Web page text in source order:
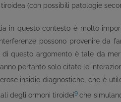
(con possibili patologie
in questo contesto è molto
possono provenire da
di questo argomento è tale da
pertanto solo citate le
insidie diagnostiche, che è
degli ormoni tiroidei9 che